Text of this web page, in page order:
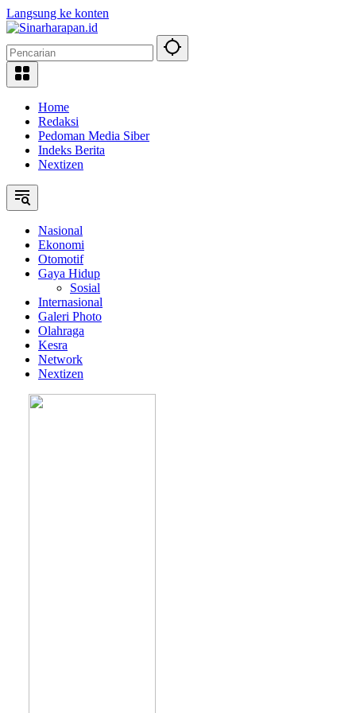
Langsung ke konten
Home
Redaksi
Pedoman Media Siber
Indeks Berita
Nextizen
Nasional
Ekonomi
Otomotif
Gaya Hidup
Sosial
Internasional
Galeri Photo
Olahraga
Kesra
Network
Nextizen